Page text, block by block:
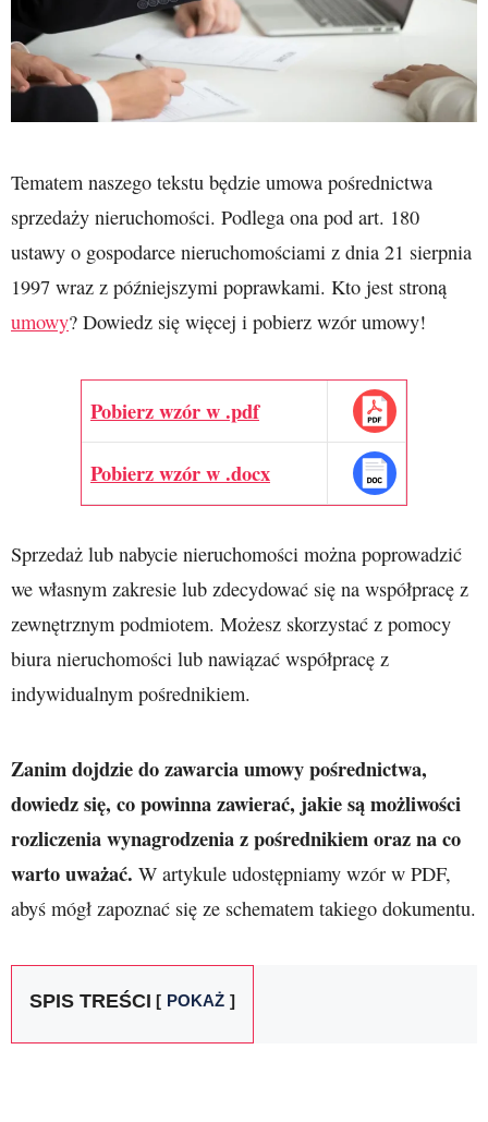
Tematem naszego tekstu będzie umowa pośrednictwa
sprzedaży nieruchomości. Podlega ona pod art. 180
ustawy o gospodarce nieruchomościami z dnia 21 sierpnia
1997 wraz z późniejszymi poprawkami. Kto jest stroną
umowy? Dowiedz się więcej i pobierz wzór umowy!
Pobierz wzór w .pdf
Pobierz wzór w .docx
Sprzedaż lub nabycie nieruchomości można poprowadzić
we własnym zakresie lub zdecydować się na współpracę z
zewnętrznym podmiotem. Możesz skorzystać z pomocy
biura nieruchomości lub nawiązać współpracę z
indywidualnym pośrednikiem.
Zanim dojdzie do zawarcia umowy pośrednictwa,
dowiedz się, co powinna zawierać, jakie są możliwości
rozliczenia wynagrodzenia z pośrednikiem oraz na co
warto uważać. W artykule udostępniamy wzór w PDF,
abyś mógł zapoznać się ze schematem takiego dokumentu.
SPIS TREŚCI POKAŻ